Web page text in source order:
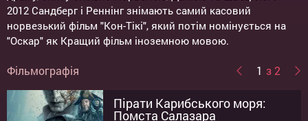
2012 Сандберг і Реннінг знімають самий касовий
норвезький фільм "Кон-Тікі", який потім номінується на
"Оскар" як Кращий фільм іноземною мовою.
Фільмографія 1 з 2
Пірати Карибського моря:
Помста Салазара
Кон-тікі